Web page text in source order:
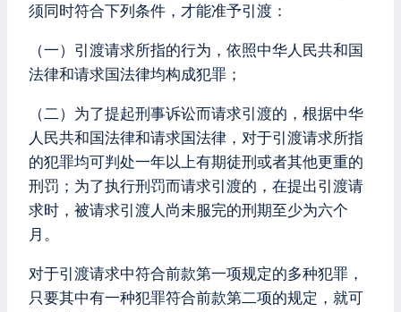
须同时符合下列条件，才能准予引渡：
（一）引渡请求所指的行为，依照中华人民共和国
法律和请求国法律均构成犯罪；
（二）为了提起刑事诉讼而请求引渡的，根据中华
人民共和国法律和请求国法律，对于引渡请求所指
的犯罪均可判处一年以上有期徒刑或者其他更重的
刑罚；为了执行刑罚而请求引渡的，在提出引渡请
求时，被请求引渡人尚未服完的刑期至少为六个
月。
对于引渡请求中符合前款第一项规定的多种犯罪，
只要其中有一种犯罪符合前款第二项的规定，就可